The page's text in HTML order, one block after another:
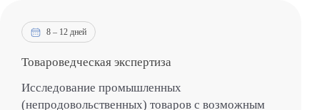
8 – 12 дней
Товароведческая экспертиза
Исследование промышленных
(непродовольственных) товаров с возможным